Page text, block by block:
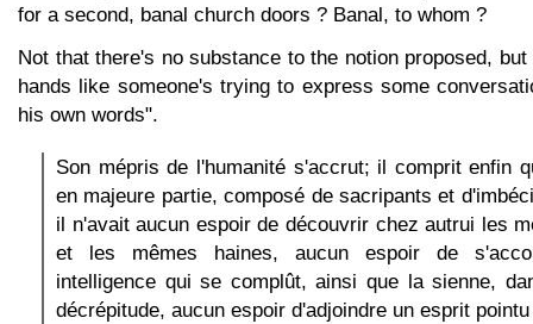
for a second, banal church doors ? Banal, to whom ?
Not that there's no substance to the notion proposed,
hands like someone's trying to express some
his own words".
Son mépris de l'humanité s'accrut; il comprit enfin
en majeure partie, composé de sacripants et
il n'avait aucun espoir de découvrir chez autrui les
et les mêmes haines, aucun espoir de
intelligence qui se complût, ainsi que la sienne,
décrépitude, aucun espoir d'adjoindre un esprit